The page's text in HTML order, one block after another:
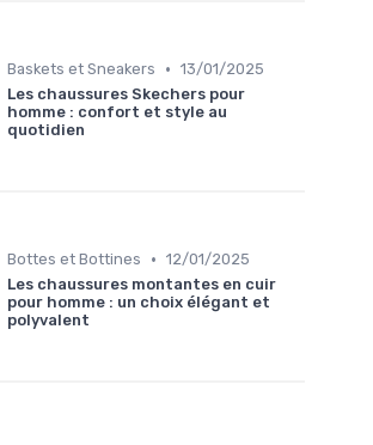
Baskets et Sneakers • 13/01/2025
Les chaussures Skechers pour
homme : confort et style au
quotidien
Bottes et Bottines • 12/01/2025
Les chaussures montantes en cuir
pour homme : un choix élégant et
polyvalent